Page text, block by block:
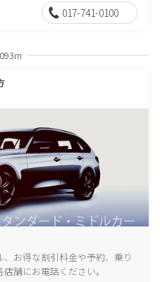
017-741-0100
お得な割引料金や予約、乗り
舗にお電話ください。